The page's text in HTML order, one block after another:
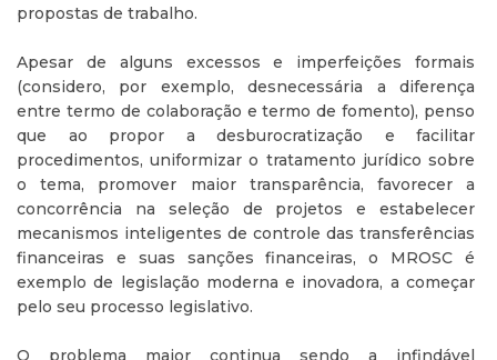
propostas de trabalho.
Apesar de alguns excessos e imperfeições formais
(considero, por exemplo, desnecessária a diferença
entre termo de colaboração e termo de fomento), penso
que ao propor a desburocratização e facilitar
procedimentos, uniformizar o tratamento jurídico sobre
o tema, promover maior transparência, favorecer a
concorrência na seleção de projetos e estabelecer
mecanismos inteligentes de controle das transferências
financeiras e suas sanções financeiras, o MROSC é
exemplo de legislação moderna e inovadora, a começar
pelo seu processo legislativo.
O problema maior continua sendo a infindável